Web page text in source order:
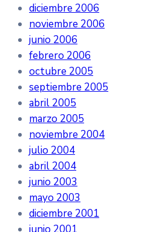
diciembre 2006
noviembre 2006
junio 2006
febrero 2006
octubre 2005
septiembre 2005
abril 2005
marzo 2005
noviembre 2004
julio 2004
abril 2004
junio 2003
mayo 2003
diciembre 2001
junio 2001